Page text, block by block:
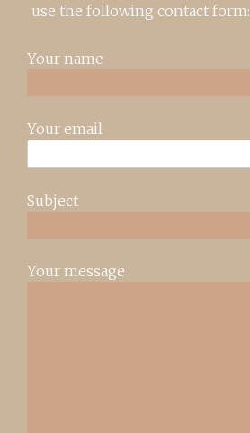
use the following contact form:
Your name
Your email
Subject
Your message